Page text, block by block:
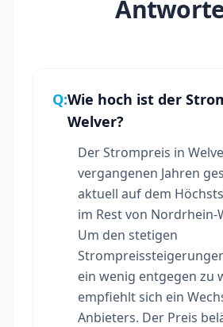
Q:Wie hoch ist der
Welver?
Der Strompreis in
vergangenen Jahren
aktuell auf dem
im Rest von Nordrhein-
Um den stetigen
ein wenig entgegen zu
empfiehlt sich ein
Anbieters. Der Preis